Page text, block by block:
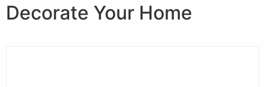
Decorate Your Home